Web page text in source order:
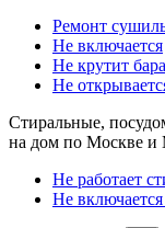
Ремонт
Не включается
Не крутит
Не
Стиральные,
на дом по Москве и
Не работает
Не